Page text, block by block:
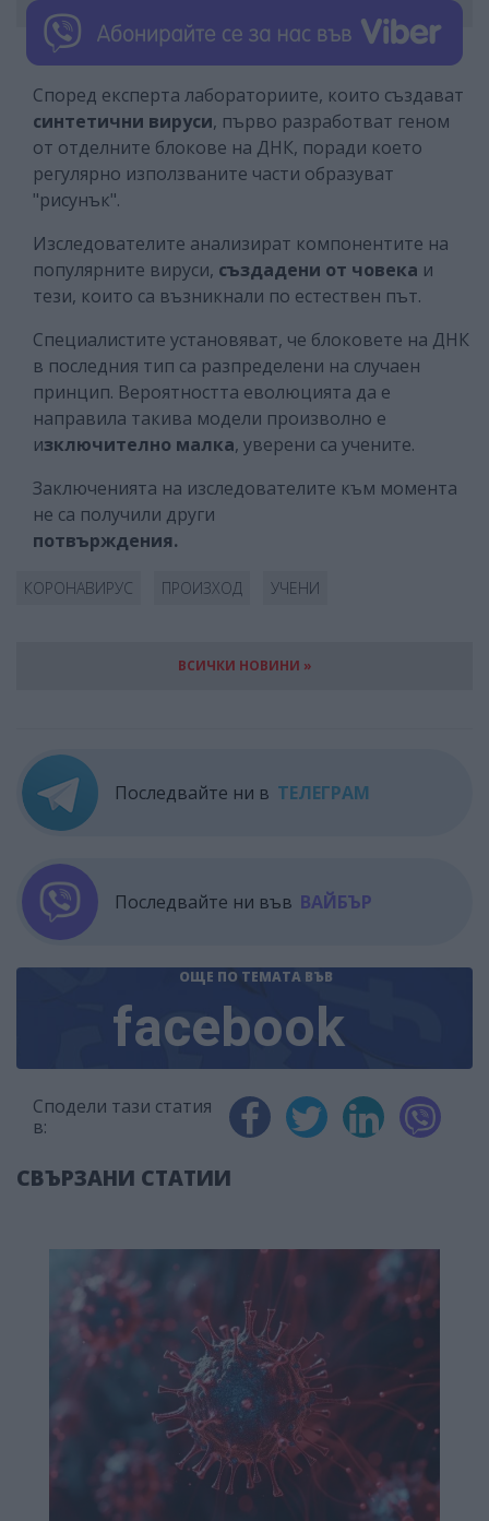
Според експерта лабораториите, които създават
синтетични вируси, първо разработват геном
от отделните блокове на ДНК, поради което
регулярно използваните части образуват
"рисунък".
Изследователите анализират компонентите на
популярните вируси, създадени от човека и
тези, които са възникнали по естествен път.
Специалистите установяват, че блоковете на ДНК
в последния тип са разпределени на случаен
принцип. Вероятността еволюцията да е
направила такива модели произволно е
изключително малка, уверени са учените.
Заключенията на изследователите към момента
не са получили други
КОРОНАВИРУС ПРОИЗХОД УЧЕНИ
ВСИЧКИ НОВИНИ »
Последвайте ни в ТЕЛЕГРАМ
Последвайте ни във ВАЙБЪР
ОЩЕ ПО ТЕМАТА ВЪВ
facebook
Сподели тази статия
в:
СВЪРЗАНИ СТАТИИ